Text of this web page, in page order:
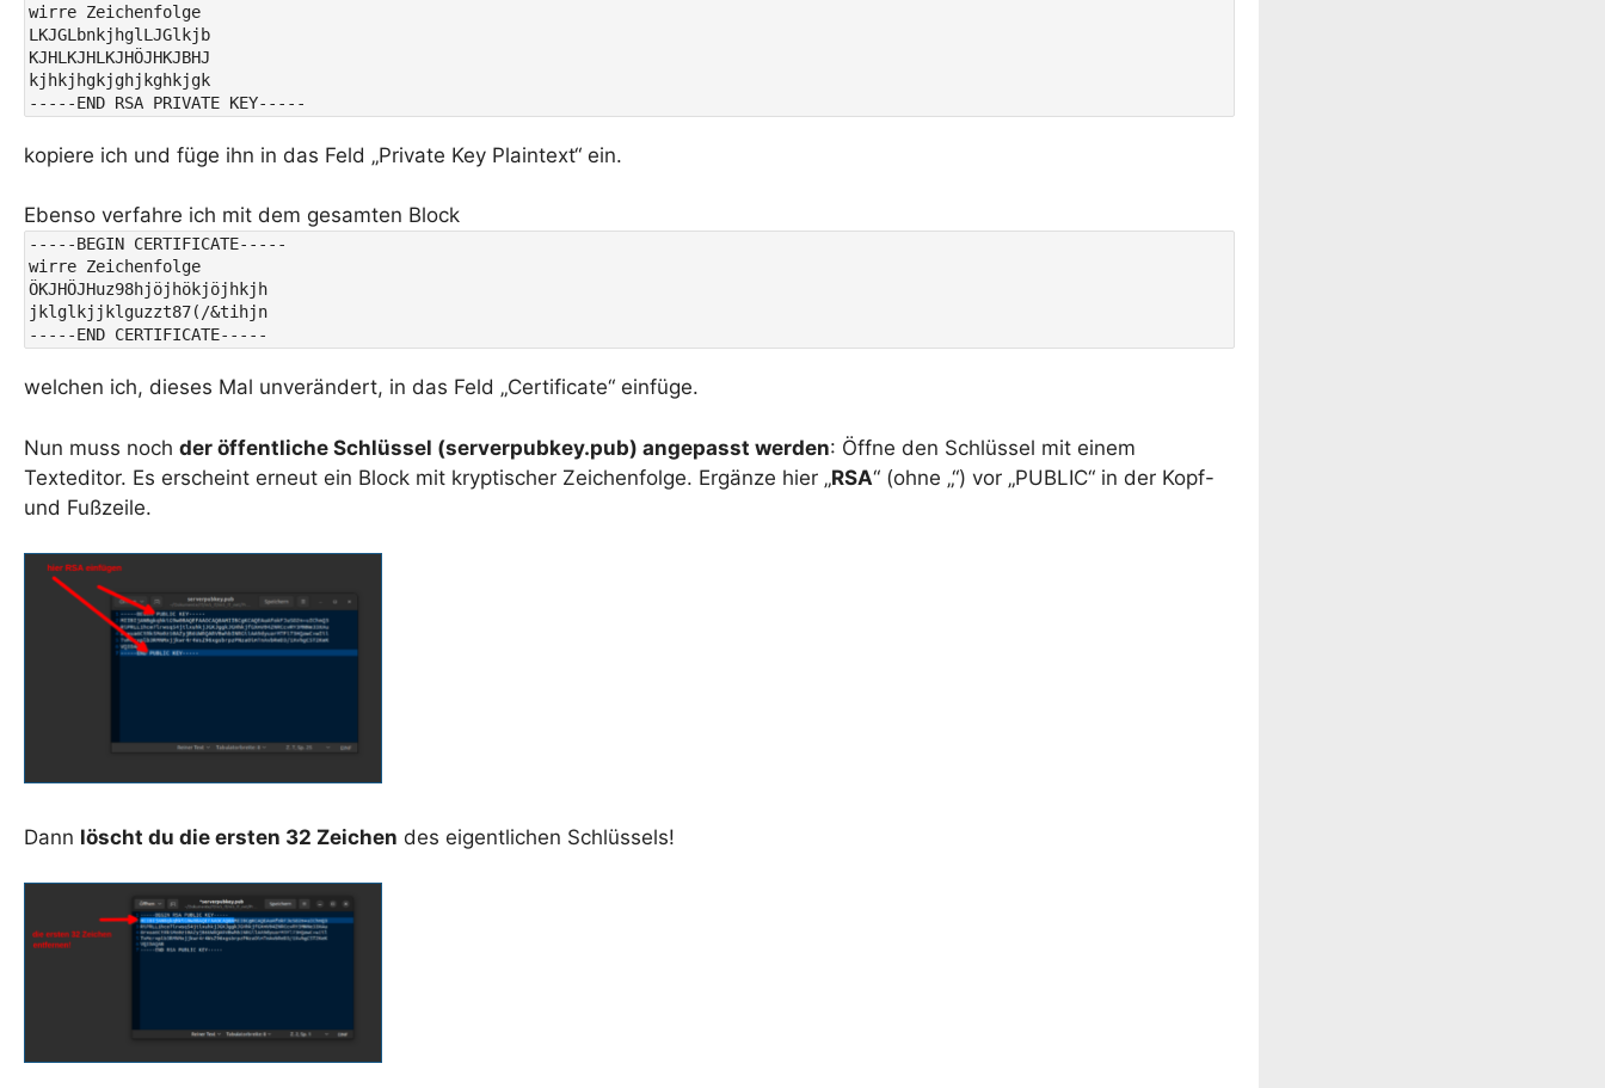
wirre Zeichenfolge
LKJGLbnkjhglLJGlkjb
KJHLKJHLKJHÖJHKJBHJ
kjhkjhgkjghjkghkjgk
-----END RSA PRIVATE KEY-----
kopiere ich und füge ihn in das Feld „Private Key Plaintext“ ein.
Ebenso verfahre ich mit dem gesamten Block
-----BEGIN CERTIFICATE-----
wirre Zeichenfolge
ÖKJHÖJHuz98hjöjhökjöjhkjh
jklglkjjklguzzt87(/&tihjn
-----END CERTIFICATE-----
welchen ich, dieses Mal unverändert, in das Feld „Certificate“ einfüge.
Nun muss noch der öffentliche Schlüssel (serverpubkey.pub) angepasst werden: Öffne den Schlüssel mit einem
Texteditor. Es erscheint erneut ein Block mit kryptischer Zeichenfolge. Ergänze hier „RSA“ (ohne „“) vor „PUBLIC“ in der Kopf-
und Fußzeile.
Dann löscht du die ersten 32 Zeichen des eigentlichen Schlüssels!